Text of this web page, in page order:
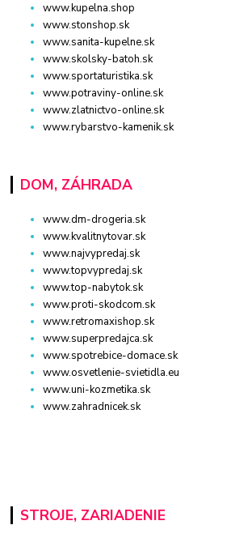
www.kupelna.shop
www.stonshop.sk
www.sanita-kupelne.sk
www.skolsky-batoh.sk
www.sportaturistika.sk
www.potraviny-online.sk
www.zlatnictvo-online.sk
www.rybarstvo-kamenik.sk
DOM, ZÁHRADA
www.dm-drogeria.sk
www.kvalitnytovar.sk
www.najvypredaj.sk
www.topvypredaj.sk
www.top-nabytok.sk
www.proti-skodcom.sk
www.retromaxishop.sk
www.superpredajca.sk
www.spotrebice-domace.sk
www.osvetlenie-svietidla.eu
www.uni-kozmetika.sk
www.zahradnicek.sk
STROJE, ZARIADENIE